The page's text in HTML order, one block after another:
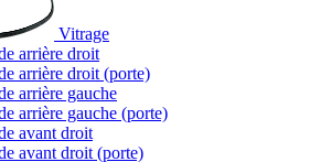
Vitrage
arrière droit
arrière droit (porte)
arrière gauche
arrière gauche (porte)
avant droit
avant droit (porte)